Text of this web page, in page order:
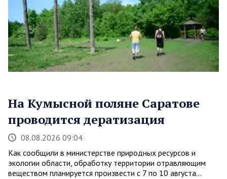
На Кумысной поляне Саратове
проводится дератизация
08.08.2026 09:04
Как сообщили в министерстве природных ресурсов и
экологии области, обработку территории отравляющим
веществом планируется произвести с 7 по 10 августа…